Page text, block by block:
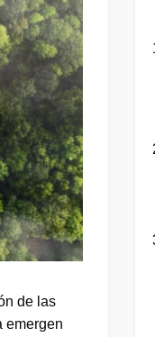
de las
emergen